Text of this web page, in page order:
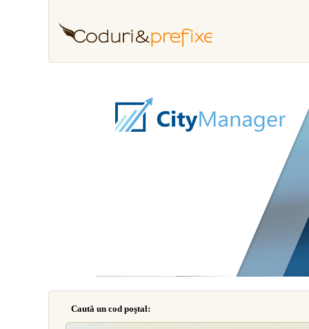
Caută un cod poştal: